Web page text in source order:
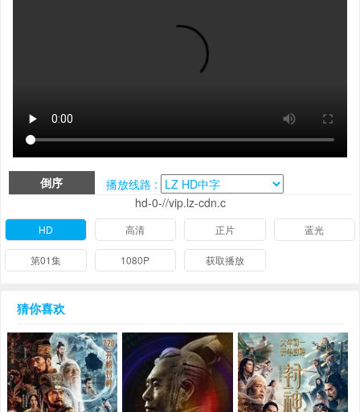
倒序
播放线路 :
hd-0-//vip.lz-cdn.c
HD 高清 正片 蓝光
第01集 1080P 获取播放
猜你喜欢